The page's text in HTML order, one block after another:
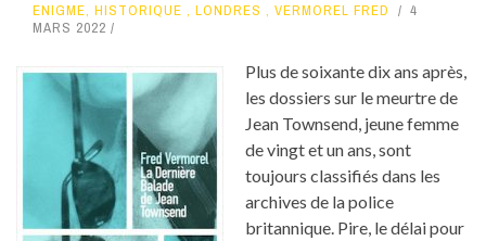
ENIGME, HISTORIQUE , LONDRES , VERMOREL FRED
4
MARS 2022
Plus de soixante dix ans après,
les dossiers sur le meurtre de
Jean Townsend, jeune femme
de vingt et un ans, sont
toujours classifiés dans les
archives de la police
britannique. Pire, le délai pour